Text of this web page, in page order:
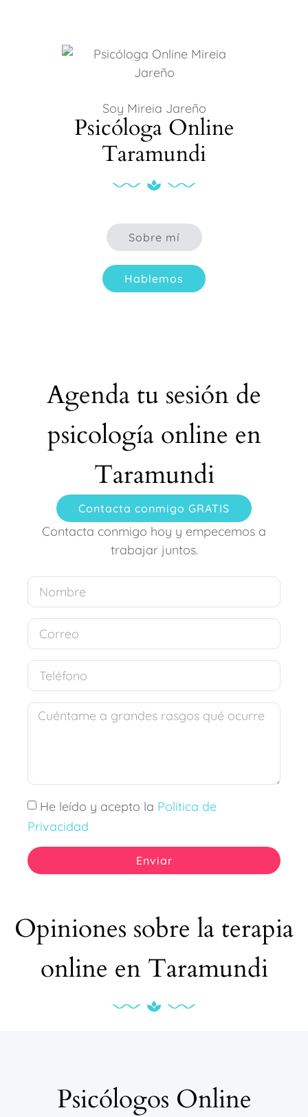
Soy Mireia Jareño
Psicóloga Online
Taramundi
Sobre mí
Hablemos
Agenda tu sesión de
psicología online en
Taramundi
Contacta conmigo GRATIS
Contacta conmigo hoy y empecemos a
trabajar juntos.
He leído y acepto la Política de
Privacidad
Enviar
Opiniones sobre la terapia
online en Taramundi
Psicólogos Online